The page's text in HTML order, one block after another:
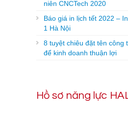
niên CNCTech 2020
Báo giá in lịch tết 2022 –
1 Hà Nội
8 tuyệt chiêu đặt tên công
để kinh doanh thuận lợi
Hồ sơ năng lực